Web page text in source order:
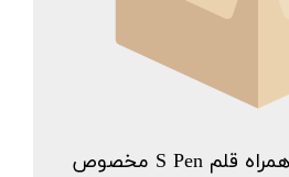
کاور سیلیکونی به همراه قلم S Pen مخصوص